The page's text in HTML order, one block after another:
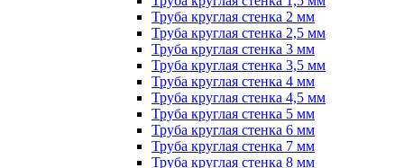
Труба круглая стенка 2 мм
Труба круглая стенка 2,5 мм
Труба круглая стенка 3 мм
Труба круглая стенка 3,5 мм
Труба круглая стенка 4 мм
Труба круглая стенка 4,5 мм
Труба круглая стенка 5 мм
Труба круглая стенка 6 мм
Труба круглая стенка 7 мм
Труба круглая стенка 8 мм